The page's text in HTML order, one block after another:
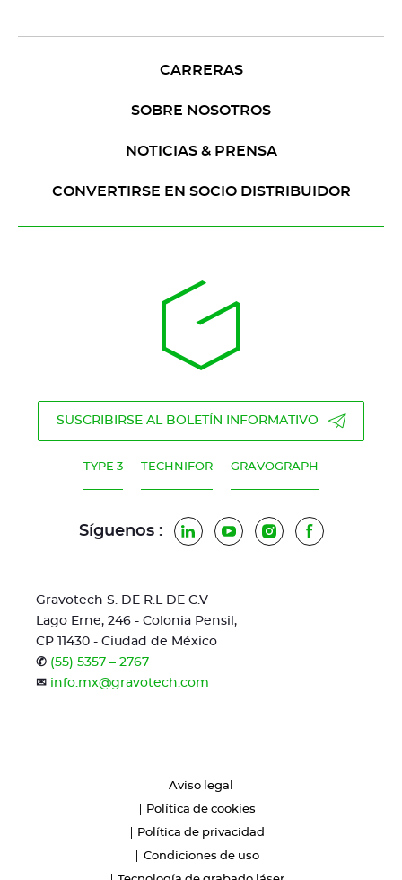
CARRERAS
SOBRE NOSOTROS
NOTICIAS & PRENSA
CONVERTIRSE EN SOCIO DISTRIBUIDOR
SUSCRIBIRSE AL BOLETÍN INFORMATIVO
TYPE 3 TECHNIFOR GRAVOGRAPH
Síguenos : LinkedInYouTubeInstagramFacebook
Gravotech S. DE R.L DE C.V
Lago Erne, 246 - Colonia Pensil,
CP 11430 - Ciudad de México
✆ (55) 5357 – 2767
✉ info.mx@gravotech.com
Aviso legal
Política de cookies
Política de privacidad
Condiciones de uso